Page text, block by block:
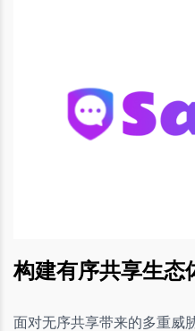
构建有序共享生态
面对无序共享带来的多重威